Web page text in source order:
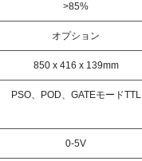
>85%
オプション
850 x 416 x 139mm
PSO、POD、GATEモードTTL
0-5V